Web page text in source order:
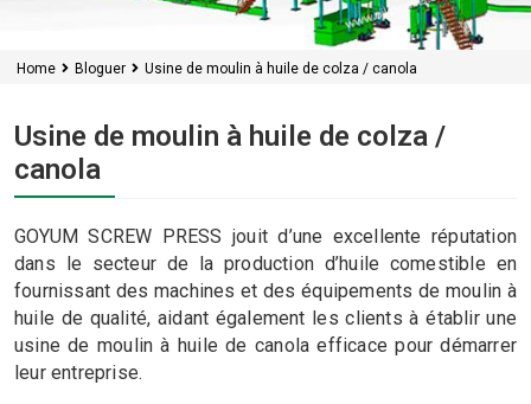
Home Bloguer Usine de moulin à huile de colza / canola
Usine de moulin à huile de colza /
canola
GOYUM SCREW PRESS jouit d’une excellente réputation
dans le secteur de la production d’huile comestible en
fournissant des machines et des équipements de moulin à
huile de qualité, aidant également les clients à établir une
usine de moulin à huile de canola efficace pour démarrer
leur entreprise.